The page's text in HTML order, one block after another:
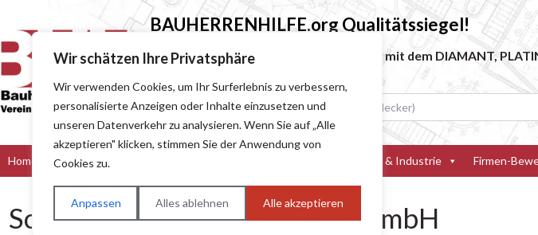
Wir schätzen Ihre Privatsphäre
Wir verwenden Cookies, um Ihr Surferlebnis zu verbessern,
personalisierte Anzeigen oder Inhalte einzusetzen und
unseren Datenverkehr zu analysieren. Wenn Sie auf „Alle
akzeptieren" klicken, stimmen Sie der Anwendung von
Cookies zu.
Anpassen Alles ablehnen Alle akzeptieren
BAUHERRENHILFE.orgQualitätssiegel!
Sie finden hier nur Qualitätsbetriebe, die mit dem DIAMANT,
Suchen nach (z.B. Baumeister oder Dachdecker)
Home Bau & Handwerk Hersteller & Industrie Firmen-
Schlagwort: I-Alarmsysteme GmbH